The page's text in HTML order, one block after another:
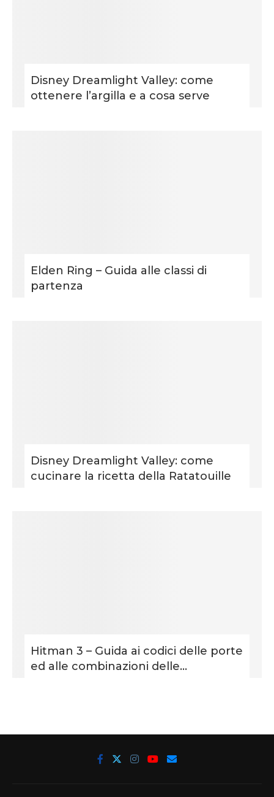
Disney Dreamlight Valley: come
ottenere l’argilla e a cosa serve
Elden Ring – Guida alle classi di
partenza
Disney Dreamlight Valley: come
cucinare la ricetta della Ratatouille
Hitman 3 – Guida ai codici delle porte
ed alle combinazioni delle...